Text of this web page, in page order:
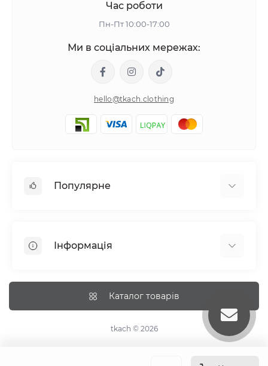
Час роботи
Пн-Пт 10:00-17:00
Ми в соціальних мережах:
hello@tkach.clothing
Популярне
Простирадла на резинці
Інформація
Доставка
Каталог товарів
tkach © 2026